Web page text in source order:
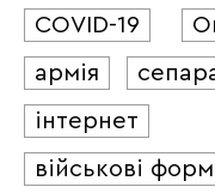
COVID-19
армія
інтернет
військові